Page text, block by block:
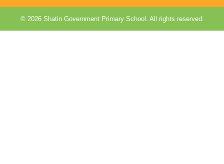
© 2026 Shatin Government Primary School. All rights reserved.